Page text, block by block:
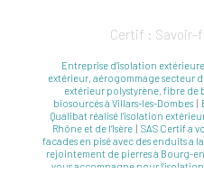
Certif : Savoir-
Entreprise d’isolation
extérieur, aérogommage secteur
extérieur polystyrène, fibre de
biosourcés à Villars-les-Dombes |
Qualibat réalisé l’isolation
Rhône et de l’Isère | SAS Certif a
facades en pisé avec des enduits a
rejointement de pierres à Bourg-
vous accompagne pour